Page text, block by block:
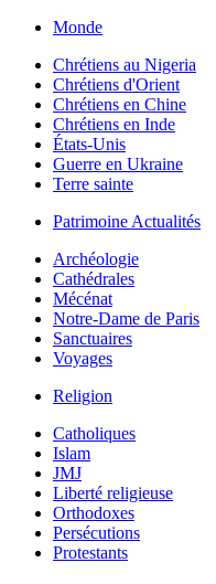
Monde
Chrétiens au Nigeria
Chrétiens d'Orient
Chrétiens en Chine
Chrétiens en Inde
États-Unis
Guerre en Ukraine
Terre sainte
Patrimoine Actualités
Archéologie
Cathédrales
Mécénat
Notre-Dame de Paris
Sanctuaires
Voyages
Religion
Catholiques
Islam
JMJ
Liberté religieuse
Orthodoxes
Persécutions
Protestants